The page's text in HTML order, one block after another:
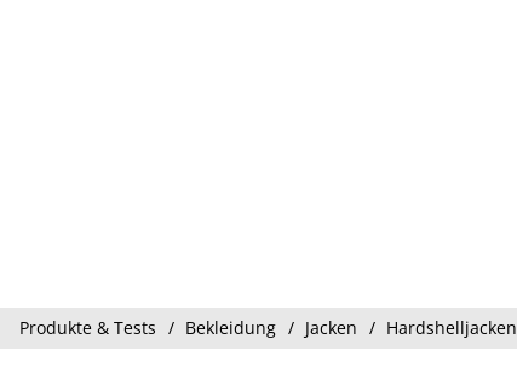
Produkte & Tests Bekleidung Jacken Hardshelljacken